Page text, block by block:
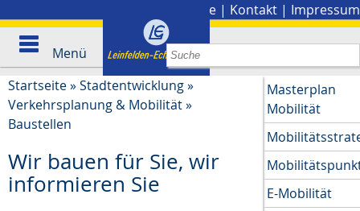
Presse | Kontakt | Impressum
Menü
Startseite»Stadtentwicklung»
Verkehrsplanung & Mobilität»
Baustellen
Wir bauen für Sie, wir
informieren Sie
Masterplan
Mobilität
E-Mobilität